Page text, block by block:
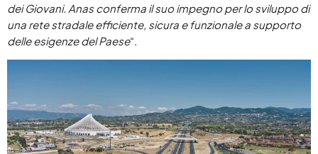
Dicembre 2025
Novembre 2025
Ottobre 2025
Agosto 2025
Luglio 2025
dei Giovani. Anas conferma il suo impegno per lo sviluppo di
una rete stradale efficiente, sicura e funzionale a supporto
delle esigenze del Paese“.